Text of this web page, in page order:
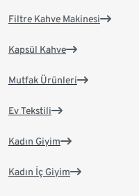
Filtre Kahve Makinesi
Kapsül Kahve
Mutfak Ürünleri
Ev Tekstili
Kadın Giyim
Kadın İç Giyim